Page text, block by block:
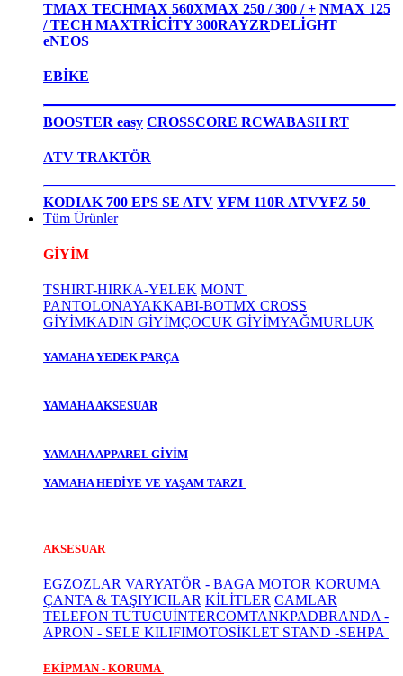
TMAX TECHMAX 560XMAX 250 / 300 / + NMAX 125
/ TECH MAXTRİCİTY 300RAYZRDELİGHT
eNEOS
EBİKE
BOOSTER easy CROSSCORE RCWABASH RT
ATV TRAKTÖR
KODIAK 700 EPS SE ATV YFM 110R ATVYFZ 50
Tüm Ürünler
GİYİM
TSHIRT-HIRKA-YELEK MONT
PANTOLONAYAKKABI-BOTMX CROSS
GİYİMKADIN GİYİMÇOCUK GİYİMYAĞMURLUK
YAMAHA YEDEK PARÇA
YAMAHA AKSESUAR
YAMAHA APPAREL GİYİM
YAMAHA HEDİYE VE YAŞAM TARZI
AKSESUAR
EGZOZLAR VARYATÖR - BAGA MOTOR KORUMA
ÇANTA & TAŞIYICILAR KİLİTLER CAMLAR
TELEFON TUTUCUİNTERCOMTANKPADBRANDA -
APRON - SELE KILIFIMOTOSİKLET STAND -SEHPA
EKİPMAN - KORUMA